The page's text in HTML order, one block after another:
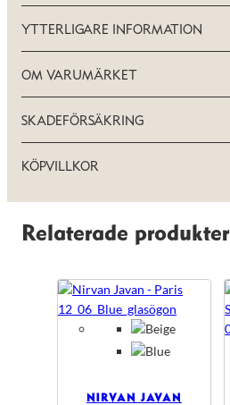
YTTERLIGARE INFORMATION
OM VARUMÄRKET
SKADEFÖRSÄKRING
KÖPVILLKOR
Relaterade produkter
NIRVAN JAVAN